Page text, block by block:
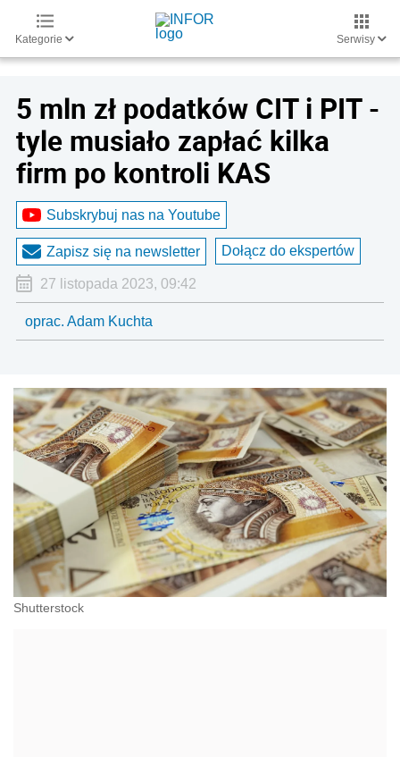
Kategorie Serwisy
5 mln zł podatków CIT i PIT -
tyle musiało zapłać kilka
firm po kontroli KAS
Subskrybuj nas na Youtube
Zapisz się na newsletter Dołącz do ekspertów
27 listopada 2023, 09:42
oprac. Adam Kuchta
Shutterstock